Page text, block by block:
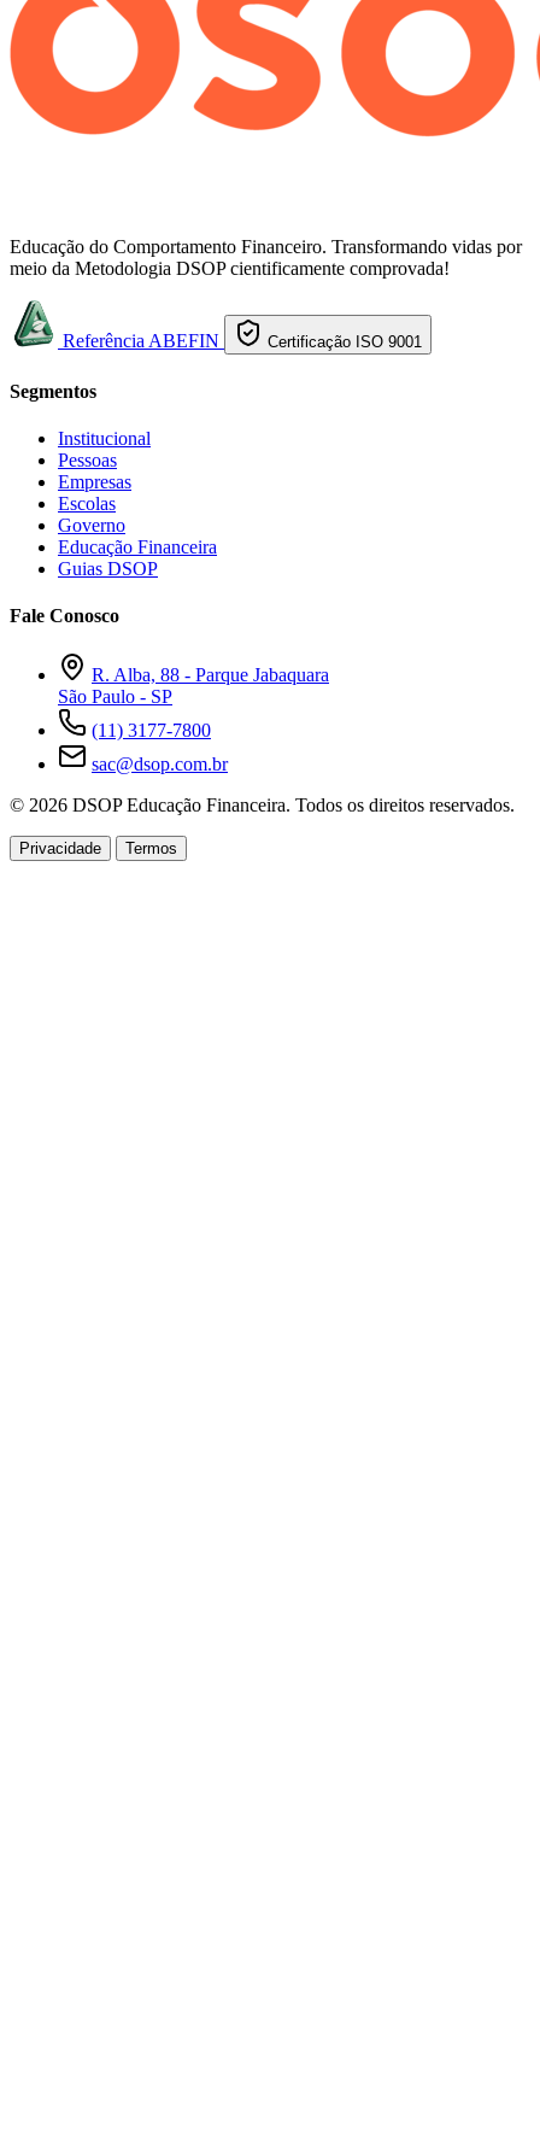
Educação do Comportamento Financeiro. Transformando vidas por
meio da Metodologia DSOP cientificamente comprovada!
Referência ABEFIN Certificação ISO 9001
Segmentos
Institucional
Pessoas
Empresas
Escolas
Governo
Educação Financeira
Guias DSOP
Fale Conosco
R. Alba, 88 - Parque Jabaquara
São Paulo - SP
(11) 3177-7800
sac@dsop.com.br
© 2026 DSOP Educação Financeira. Todos os direitos reservados.
Privacidade Termos